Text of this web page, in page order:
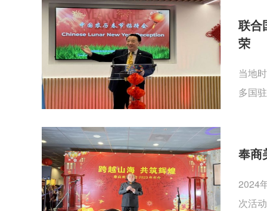
联合
荣
当地
多国
奉商
2024
次活